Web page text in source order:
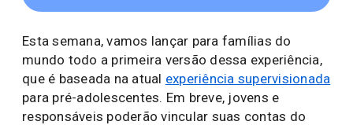
Esta semana, vamos lançar para famílias do
mundo todo a primeira versão dessa experiência,
que é baseada na atual experiência supervisionada
para pré-adolescentes. Em breve, jovens e
responsáveis poderão vincular suas contas do